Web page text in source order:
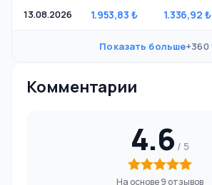
13.08.2026 1.953,83 ₺ 1.336,92 ₺
Показать больше+360
Комментарии
4.6
На основе 9 отзывов